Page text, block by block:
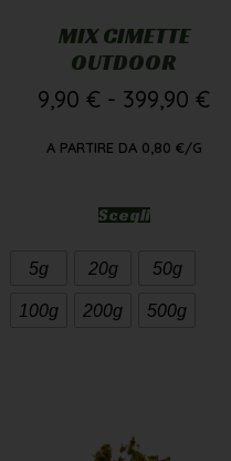
MIX CIMETTE
OUTDOOR
9,90 € - 399,90 €
A PARTIRE DA 0,80 €/G
Scegli
5g 20g 50g
100g 200g 500g